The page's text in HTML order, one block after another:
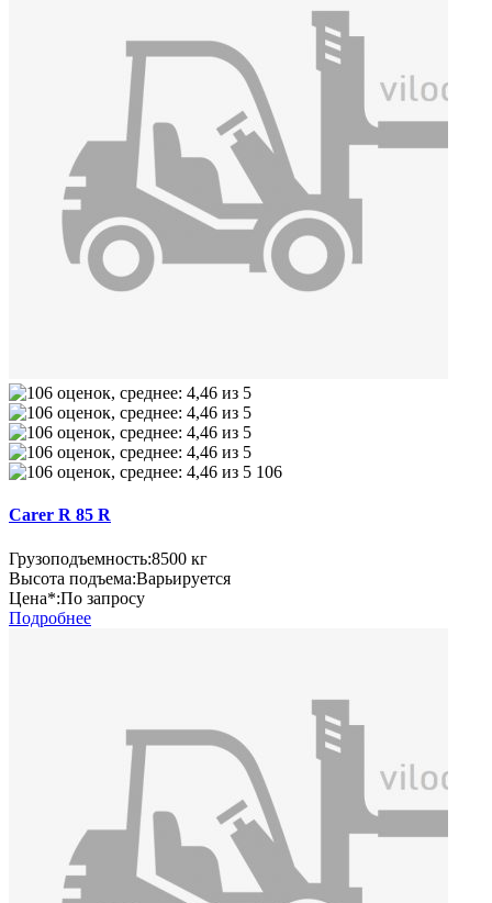
106
Carer R 85 R
Грузоподъемность:8500 кг
Высота подъема:Варьируется
Цена*:По запросу
Подробнее